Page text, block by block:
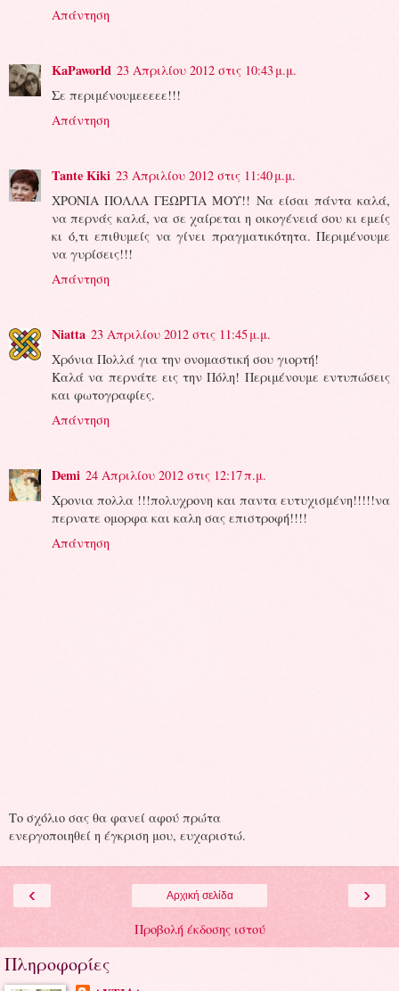
Απάντηση
KaPaworld 23 Απριλίου 2012 στις 10:43 μ.μ.
Σε περιμένουμεεεεε!!!
Απάντηση
Tante Kiki 23 Απριλίου 2012 στις 11:40 μ.μ.
ΧΡΟΝΙΑ ΠΟΛΛΑ ΓΕΩΡΓΙΑ ΜΟΥ!! Να είσαι πάντα καλά,
να περνάς καλά, να σε χαίρεται η οικογένειά σου κι εμείς
κι ό,τι επιθυμείς να γίνει πραγματικότητα. Περιμένουμε
να γυρίσεις!!!
Απάντηση
Niatta 23 Απριλίου 2012 στις 11:45 μ.μ.
Χρόνια Πολλά για την ονομαστική σου γιορτή!
Καλά να περνάτε εις την Πόλη! Περιμένουμε εντυπώσεις
και φωτογραφίες.
Απάντηση
Demi 24 Απριλίου 2012 στις 12:17 π.μ.
Χρονια πολλα !!!πολυχρονη και παντα ευτυχισμένη!!!!!να
περνατε ομορφα και καλη σας επιστροφή!!!!
Απάντηση
Το σχόλιο σας θα φανεί αφού πρώτα
ενεργοποιηθεί η έγκριση μου, ευχαριστώ.
‹ ›
Αρχική σελίδα
Προβολή έκδοσης ιστού
Πληροφορίες